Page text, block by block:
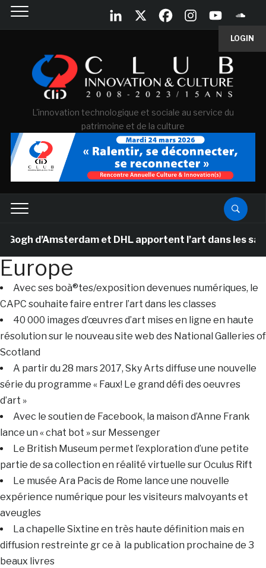
LOGIN
L'innovation technologique et sociale au service du
patrimoine et de la culture
d’Amsterdam et DHL apportent l’art dans les
Europe
Avec ses boà®tes/exposition devenues numériques, le
CAPC souhaite faire entrer l’art dans les classes
40 000 images d’œuvres d’art mises en ligne en haute
résolution sur le nouveau site web des National Galleries of
Scotland
A partir du 28 mars 2017, Sky Arts diffuse une nouvelle
série du programme « Faux! Le grand défi des oeuvres
d’art »
Avec le soutien de Facebook, la maison d’Anne Frank
lance un « chat bot » sur Messenger
Le British Museum permet l’exploration d’une petite
partie de sa collection en réalité virtuelle sur Oculus Rift
Le musée Ara Pacis de Rome lance une nouvelle
expérience numérique pour les visiteurs malvoyants et
aveugles
La chapelle Sixtine en très haute définition mais en
diffusion restreinte gr ce à la publication prochaine de 3
beaux livres